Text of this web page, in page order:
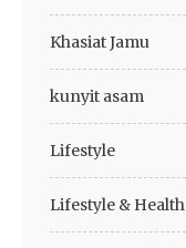
Khasiat Jamu
kunyit asam
Lifestyle
Lifestyle & Health